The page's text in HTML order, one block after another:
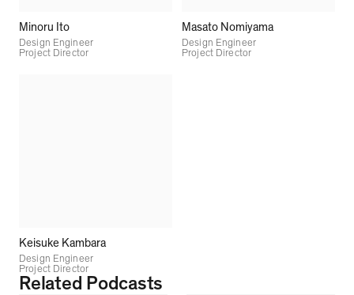
Minoru Ito
Design Engineer
Project Director
Masato Nomiyama
Design Engineer
Project Director
Keisuke Kambara
Design Engineer
Project Director
Related Podcasts